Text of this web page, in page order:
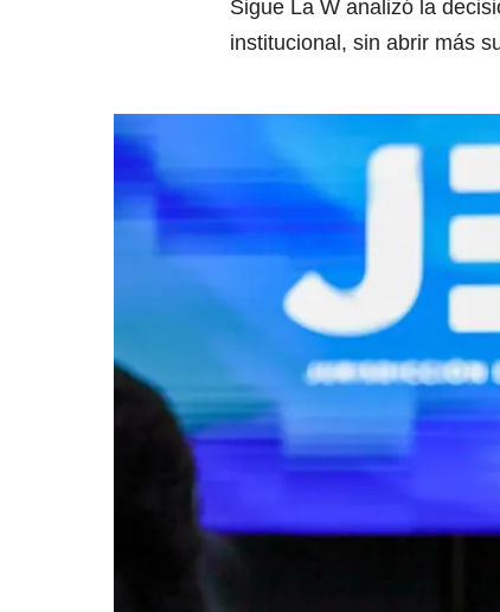
Sigue La W analizó la
institucional, sin abrir más